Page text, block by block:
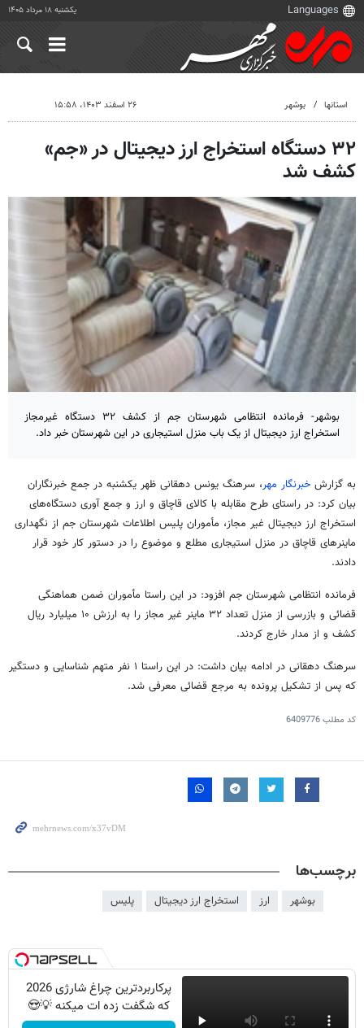
یکشنبه ۱۸ مرداد ۱۴۰۵
استانها بوشهر ۲۶ اسفند ۱۴۰۳، ۱۵:۵۸
۳۲ دستگاه‌ استخراج ارز دیجیتال در «جم»
کشف شد
بوشهر- فرمانده انتظامی شهرستان جم از کشف ۳۲ دستگاه‌ غیرمجاز
استخراج ارز دیجیتال از یک باب منزل استیجاری در این شهرستان خبر داد.
به گزارش خبرنگار مهر، سرهنگ یونس دهقانی ظهر یکشنبه در جمع خبرنگاران
بیان کرد: در راستای طرح مقابله با کالای قاچاق و ارز و جمعآوری دستگاه‌های
استخراج ارز دیجیتال غیر مجاز، مأموران پلیس اطلاعات شهرستان جم از نگهداری
ماینرهای قاچاق در منزل استیجاری مطلع و موضوع را در دستور کار خود قرار
دادند.
فرمانده انتظامی شهرستان جم افزود: در این راستا مأموران ضمن هماهنگی
قضائی و بازرسی از منزل تعداد ۳۲
ماینر
غیر مجاز را به ارزش ۱۰ میلیارد ریال
کشف و از مدار خارج کردند.
سرهنگ دهقانی در ادامه بیان داشت: در این راستا ۱ نفر متهم شناسایی و دستگیر
که پس از تشکیل پرونده به مرجع قضائی معرفی شد.
کد مطلب6409776
برچسب‌ها
بوشهر ارز استخراج ارز دیجیتال پلیس
پرکاربردترین چراغ شارژی 2026
که شگفت زده ات میکنه 💡😍